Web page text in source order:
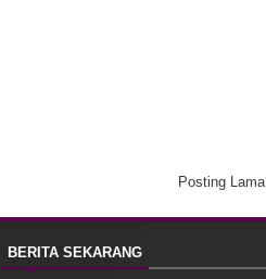
Posting Lama
BERITA SEKARANG